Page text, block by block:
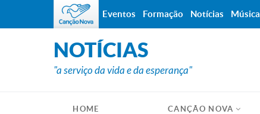
NOTÍCIAS
"a serviço da vida e da esperança"
HOME CANÇÃO NOVA
Eventos Formação Notícias Música